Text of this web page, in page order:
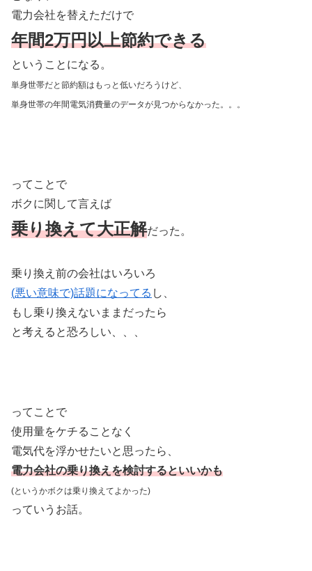
電力会社を替えただけで
年間2万円以上節約できる
ということになる。
単身世帯だと節約額はもっと低いだろうけど、
単身世帯の年間電気消費量のデータが見つからなかった。。。
ってことで
ボクに関して言えば
乗り換えて大正解だった。
乗り換え前の会社はいろいろ
(悪い意味で)話題になってる し、
もし乗り換えないままだったら
と考えると恐ろしい、、、
ってことで
使用量をケチることなく
電気代を浮かせたいと思ったら、
電力会社の乗り換えを検討するといいかも
(というかボクは乗り換えてよかった)
っていうお話。